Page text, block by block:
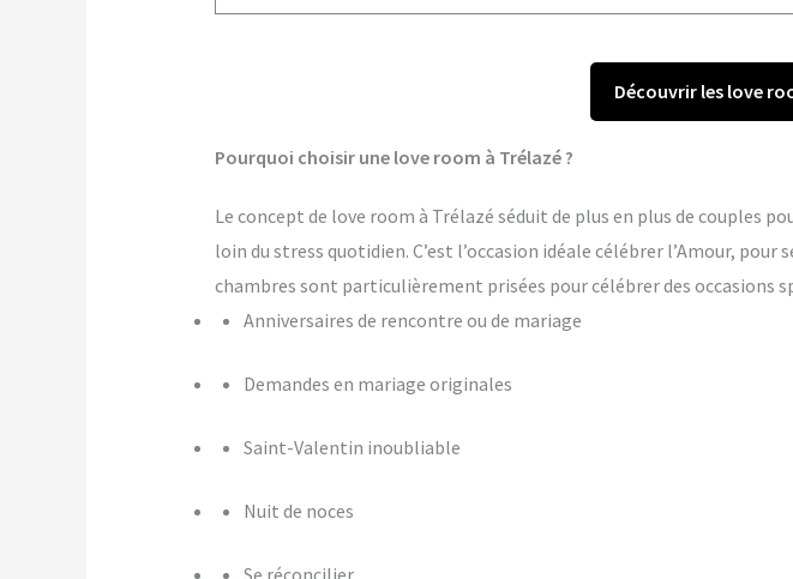
Découvrir les love
Pourquoi choisir une love room à Trélazé ?
Le concept de love room à Trélazé séduit de plus en plus de couples
loin du stress quotidien. C’est l’occasion idéale célébrer l’Amour,
chambres sont particulièrement prisées pour célébrer des occasions
Anniversaires de rencontre ou de mariage
Demandes en mariage originales
Saint-Valentin inoubliable
Nuit de noces